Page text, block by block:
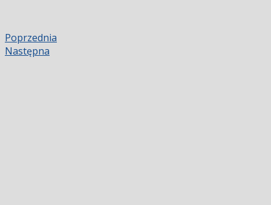
Poprzednia
Następna